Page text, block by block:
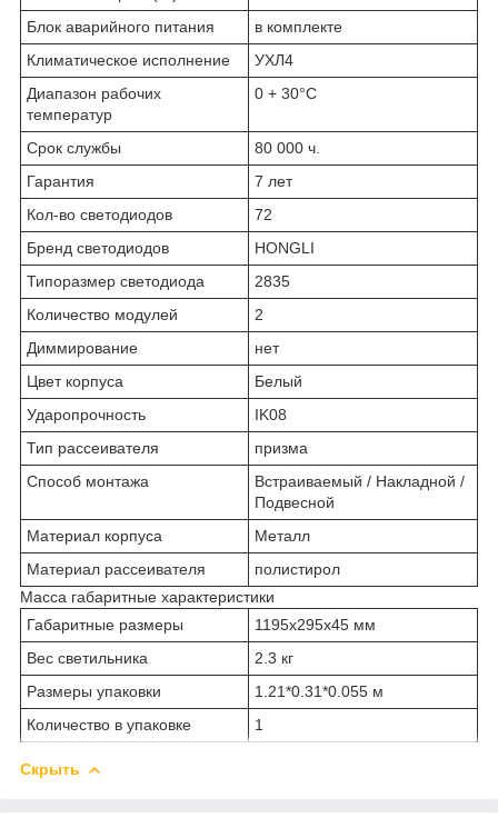
Блок аварийного питания
в комплекте
Климатическое исполнение
УХЛ4
Диапазон рабочих
температур
0 + 30°C
Срок службы
80 000 ч.
Гарантия
7 лет
Кол-во светодиодов
72
Бренд светодиодов
HONGLI
Типоразмер светодиода
2835
Количество модулей
2
Диммирование
нет
Цвет корпуса
Белый
Ударопрочность
IK08
Тип рассеивателя
призма
Способ монтажа
Встраиваемый / Накладной /
Подвесной
Материал корпуса
Металл
Материал рассеивателя
полистирол
Масса габаритные характеристики
Габаритные размеры
1195х295х45 мм
Вес светильника
2.3 кг
Размеры упаковки
1.21*0.31*0.055 м
Количество в упаковке
1
Скрыть